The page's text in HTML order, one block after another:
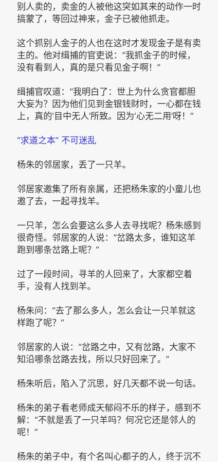
别人卖的，卖金的人被他这突如其来的动作一时
搞蒙了，等回过神来，金子已被他抓走。
这个抓别人金子的人也在这时才发现金子是有卖
主的。他对缉捕的官吏说：“我抓金子的时候，
没有看到人，真的是只看见金子啊！”
缉捕官叹道：“我明白了：世上为什么贪官都胆
大妄为？因为他们见到金银钱财时，一心都在钱
上，真的‘目中无人’所致。因为‘心无二用’呀！”
“求道之本” 不可迷乱
杨朱的邻居家，丢了一只羊。
邻居家邀集了所有亲属，还把杨朱家的小童儿也
邀了去，一起寻找羊。
一只羊，怎么会要这么多人去寻找呢？杨朱感到
很奇怪。邻居家的人说：“岔路太多，谁知这羊
跑到哪条岔路上呢？”
过了一段时间，寻羊的人回来了，大家都空着
手，没有人找到羊。
杨朱问：“去了那么多人，怎么会让一只羊就这
样跑了呢？”
邻居家的人说：“岔路之中，又有岔路，大家不
知沿哪条岔路去找，所以只好回来了。”
杨朱听后，陷入了沉思，好几天都不说一句话。
杨朱的弟子看老师成天郁闷不乐的样子，感到不
解：“不就是丢了一只羊吗？何况它还是邻人的
呢！”
杨朱的弟子中，有个名叫心都子的人，终于沉不